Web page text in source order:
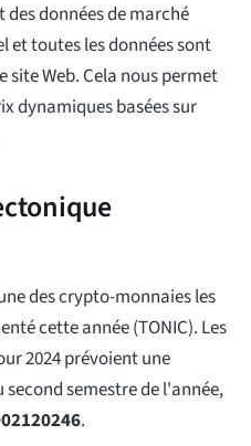
données de marché
et toutes les données sont
site Web. Cela nous permet
dynamiques basées sur
des crypto-monnaies les
cette année (TONIC). Les
2024 prévoient une
semestre de l'année,
.